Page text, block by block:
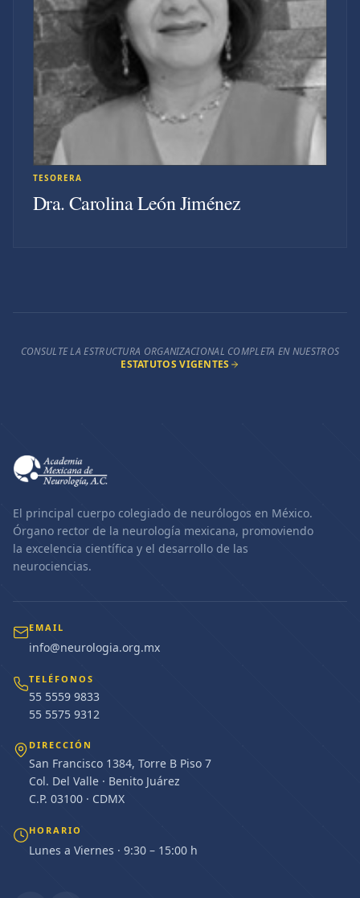
(AMEVASC), actualmente es Secretario de la Academia
Mexicana de Neurología para el trienio 2025-2028. Es
editor en jefe de Revista de Medicina Clínica e ICTUS.
TESORERA
Dra. Carolina León Jiménez
CONSULTE LA ESTRUCTURA ORGANIZACIONAL COMPLETA EN NUESTROS
ESTATUTOS VIGENTES
El principal cuerpo colegiado de neurólogos en México.
Órgano rector de la neurología mexicana, promoviendo
la excelencia científica y el desarrollo de las
neurociencias.
EMAIL
info@neurologia.org.mx
TELÉFONOS
55 5559 9833
55 5575 9312
DIRECCIÓN
San Francisco 1384, Torre B Piso 7
Col. Del Valle · Benito Juárez
C.P. 03100 · CDMX
HORARIO
Lunes a Viernes · 9:30 – 15:00 h